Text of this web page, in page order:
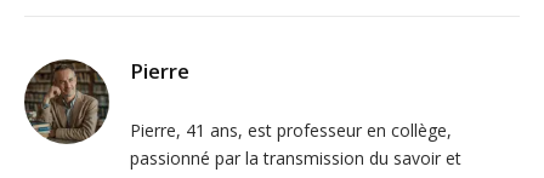
Pierre
Pierre, 41 ans, est professeur en collège,
passionné par la transmission du savoir et